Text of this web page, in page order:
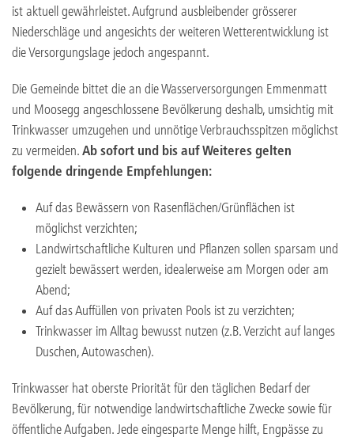
ist aktuell gewährleistet. Aufgrund ausbleibender grösserer
Niederschläge und angesichts der weiteren Wetterentwicklung ist
die Versorgungslage jedoch angespannt.
Die Gemeinde bittet die an die Wasserversorgungen Emmenmatt
und Moosegg angeschlossene Bevölkerung deshalb, umsichtig mit
Trinkwasser umzugehen und unnötige Verbrauchsspitzen möglichst
zu vermeiden. Ab sofort und bis auf Weiteres gelten
folgende dringende Empfehlungen:
Auf das Bewässern von Rasenflächen/Grünflächen ist
möglichst verzichten;
Landwirtschaftliche Kulturen und Pflanzen sollen sparsam und
gezielt bewässert werden, idealerweise am Morgen oder am
Abend;
Auf das Auffüllen von privaten Pools ist zu verzichten;
Trinkwasser im Alltag bewusst nutzen (z.B. Verzicht auf langes
Duschen, Autowaschen).
Trinkwasser hat oberste Priorität für den täglichen Bedarf der
Bevölkerung, für notwendige landwirtschaftliche Zwecke sowie für
öffentliche Aufgaben. Jede eingesparte Menge hilft, Engpässe zu